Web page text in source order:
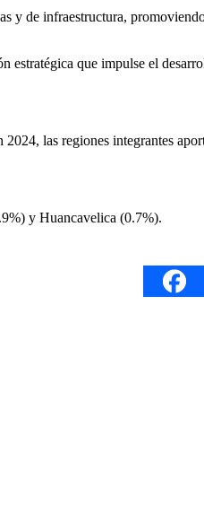
y de infraestructura,
que impulse el
las regiones integrantes
y Huancavelica (0.7%).